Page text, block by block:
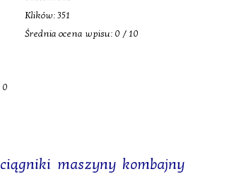
Klików: 351
Średnia ocena wpisu: 0 / 10
0
ciągniki maszyny kombajny